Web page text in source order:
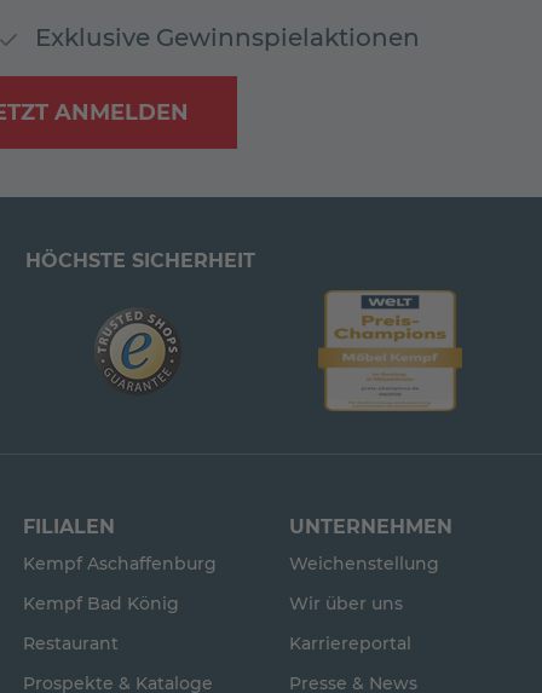
Exklusive Gewinnspielaktionen
ANMELDEN
HÖCHSTE SICHERHEIT
FILIALEN
Kempf Aschaffenburg
Kempf Bad König
Restaurant
Prospekte & Kataloge
UNTERNEHMEN
Weichenstellung
Wir über uns
Karriereportal
Presse & News